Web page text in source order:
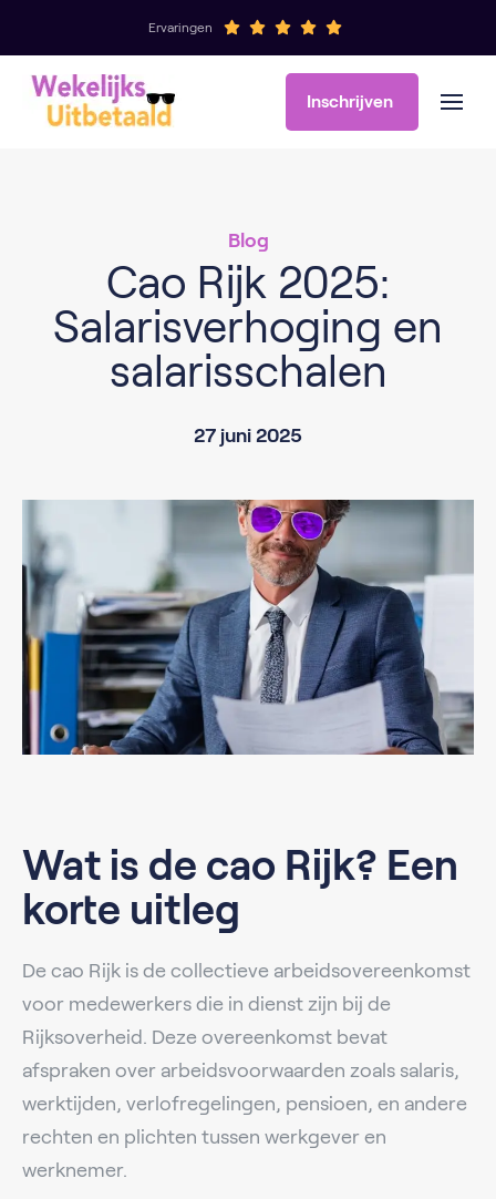
Ervaringen
Inschrijven
Blog
Cao Rijk 2025:
Salarisverhoging en
salarisschalen
27 juni 2025
Wat is de cao Rijk? Een
korte uitleg
De cao Rijk is de collectieve arbeidsovereenkomst
voor medewerkers die in dienst zijn bij de
Rijksoverheid. Deze overeenkomst bevat
afspraken over arbeidsvoorwaarden zoals salaris,
werktijden, verlofregelingen, pensioen, en andere
rechten en plichten tussen werkgever en
werknemer.